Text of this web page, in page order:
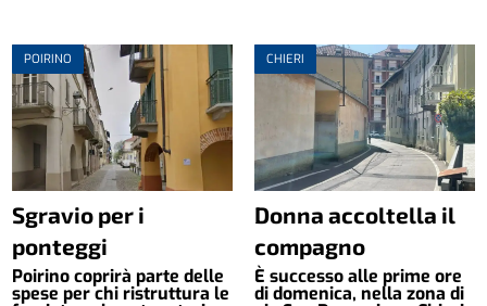
POIRINO
Sgravio per i
ponteggi
Poirino coprirà parte delle
spese per chi ristruttura le
CHIERI
Donna accoltella il
compagno
È successo alle prime ore
di domenica, nella zona di